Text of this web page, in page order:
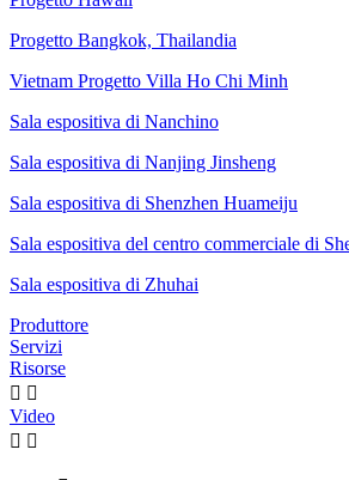
Progetto Bangkok, Thailandia
Vietnam Progetto Villa Ho Chi Minh
Sala espositiva di Nanchino
Sala espositiva di Nanjing Jinsheng
Sala espositiva di Shenzhen Huameiju
Sala espositiva del centro commerciale di
Sala espositiva di Zhuhai
Produttore
Servizi
Risorse
 
Video
 